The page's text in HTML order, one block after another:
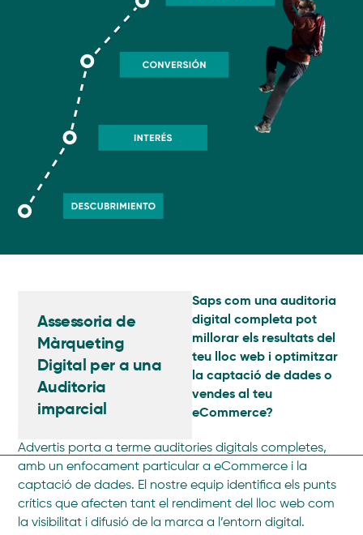
Assessoria de
Màrqueting
Digital per a una
Auditoria
imparcial
Saps com una auditoria
digital completa pot
millorar els resultats del
teu lloc web i optimitzar
la captació de dades o
vendes al teu
eCommerce?
Advertis porta a terme auditories digitals completes,
amb un enfocament particular a eCommerce i la
captació de dades. El nostre equip identifica els punts
crítics que afecten tant el rendiment del lloc web com
la visibilitat i difusió de la marca a l’entorn digital.